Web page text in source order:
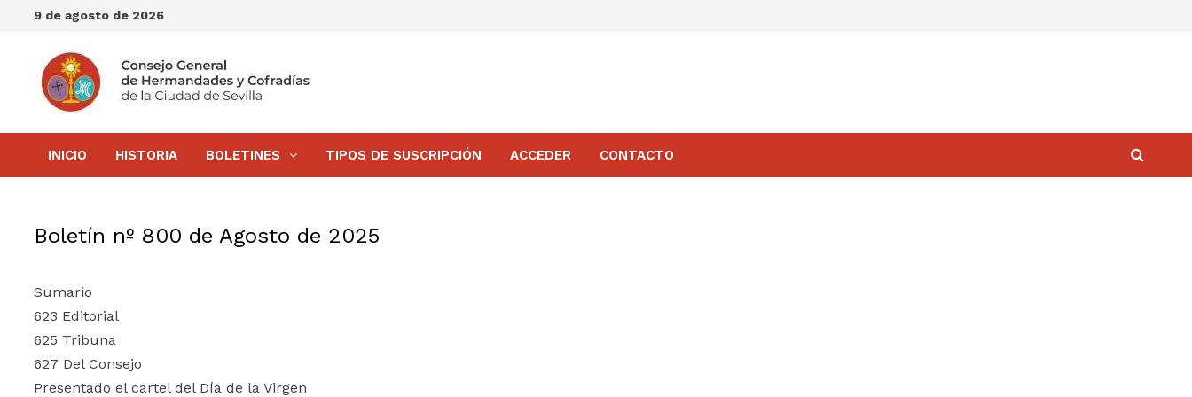
Saltar
contenido
9 de agosto de 2026
INICIO HISTORIA BOLETINES TIPOS DE SUSCRIPCIÓN ACCEDER CONTACTO
Boletín nº 800 de Agosto de 2025
Sumario
623 Editorial
625 Tribuna
627 Del Consejo
Presentado el cartel del Día de la Virgen